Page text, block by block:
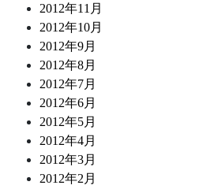
2012年11月
2012年10月
2012年9月
2012年8月
2012年7月
2012年6月
2012年5月
2012年4月
2012年3月
2012年2月